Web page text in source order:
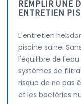
REMPLIR UNE
ENTRETIEN
L'entretien
piscine saine.
l'équilibre de
systèmes de
risque de ne pas
et les bactéries